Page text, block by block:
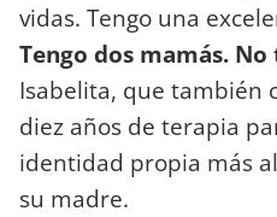
vidas. Tengo una
Tengo dos mamás. No
Isabelita, que también
diez años de terapia
identidad propia más
su madre.